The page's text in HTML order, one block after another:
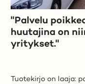
"Palvelu
huutajina on
yritykset."
Tuotekirjo on laaja: